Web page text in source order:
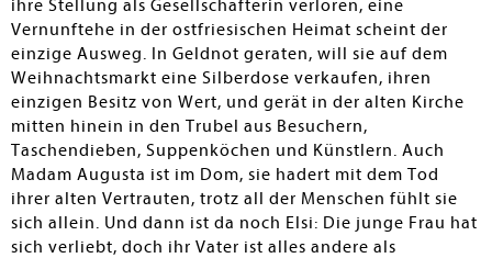
ihre Stellung als Gesellschafterin verloren, eine
Vernunftehe in der ostfriesischen Heimat scheint der
einzige Ausweg. In Geldnot geraten, will sie auf dem
Weihnachtsmarkt eine Silberdose verkaufen, ihren
einzigen Besitz von Wert, und gerät in der alten Kirche
mitten hinein in den Trubel aus Besuchern,
Taschendieben, Suppenköchen und Künstlern. Auch
Madam Augusta ist im Dom, sie hadert mit dem Tod
ihrer alten Vertrauten, trotz all der Menschen fühlt sie
sich allein. Und dann ist da noch Elsi: Die junge Frau hat
sich verliebt, doch ihr Vater ist alles andere als